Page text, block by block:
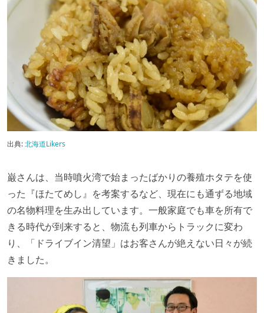
出典:北海道Likers
巌さんは、当時噴火湾で始まったばかりの養殖ホタテを使
った『ほたてめし』を考案するなど、現在にも通ずる地域
の名物料理を生み出しています。一般家庭でも車を所有で
きる時代が到来すると、物流も列車からトラックに変わ
り、「ドライブイン清望」はお客さんが絶えない日々が続
きました。